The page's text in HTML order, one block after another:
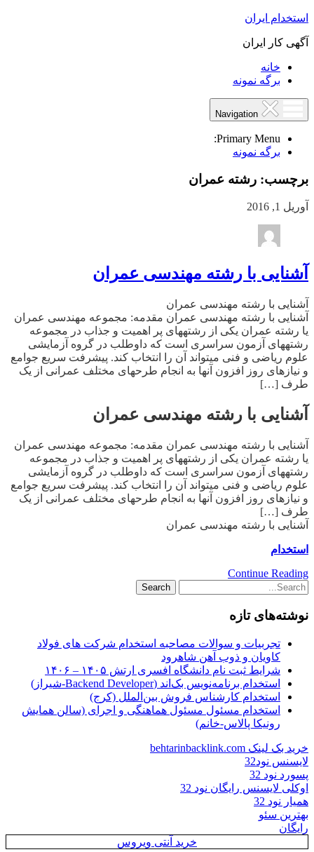
استخدام ایران
آگهی کار ایران
خانه
برگه نمونه
Primary Menu:
برگه نمونه
برچسب: رشته عمران
آوریل 1, 2016
آشنایی با رشته مهندسی عمران
آشنایی با رشته مهندسی عمران
آشنایی با رشته مهندسی عمران مقدمه: مجموعه مهندسی عمران
یا رشته عمران یکی از رشته­های پر اهمیت و جذاب در مجموعه
رشته­های آزمون سراسری است که داوطلب در گروه آزمایشی
علوم ریاضی و فنی می­تواند آن را انتخاب کند. پیشرفت سریع جوامع
و نیازهای روز افزون آنها به انجام طرحهای مختلف عمرانی از یک
طرف […]
آشنایی با رشته مهندسی عمران
آشنایی با رشته مهندسی عمران مقدمه: مجموعه مهندسی عمران
یا رشته عمران یکی از رشته­های پر اهمیت و جذاب در مجموعه
رشته­های آزمون سراسری است که داوطلب در گروه آزمایشی
علوم ریاضی و فنی می­تواند آن را انتخاب کند. پیشرفت سریع جوامع
و نیازهای روز افزون آنها به انجام طرحهای مختلف عمرانی از یک
طرف […]
آشنایی با رشته مهندسی عمران
استخدام
Continue Reading
نوشته‌های تازه
تجربیات و سوالات مصاحبه استخدام شرکت های فولاد
کاویان و ذوب آهن شاهرود
شرایط ثبت نام دانشگاه افسری ارتش ۱۴۰۵ – ۱۴۰۶
استخدام برنامه‌نویس بک‌اند (Backend Developer-شیراز)
استخدام کارشناس فروش بین‌الملل (کرج)
استخدام مسئول مسئول هماهنگی و اجرای (سالن همایش
رونیکا پالاس-خانم)
خرید بک لینک behtarinbacklink.com
لایسنس نود32
پسورد نود 32
اوکلی لایسنس رایگان نود 32
همیار نود 32
بهترین سئو
رایگان
خرید آنتی ویروس